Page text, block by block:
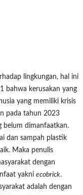
lingkungan, hal ini
bahwa kerusakan yang
yang memiliki krisis
pada tahun 2023
belum dimanfaatkan.
dan sampah plastik
Maka penulis
dengan
yakni ecobrick.
adalah dengan